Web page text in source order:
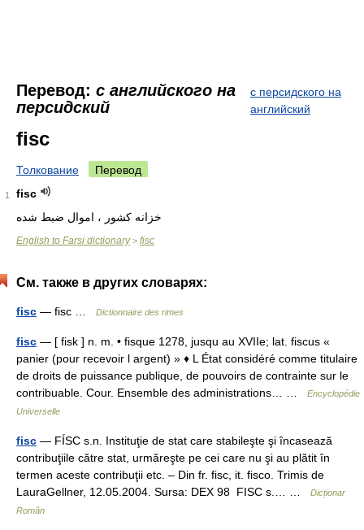
Перевод: с английского на
персидский
с персидского на
английский
fisc
Толкование Перевод
1
fisc
English to Farsi dictionary> fisc
См. также в других словарях:
fisc — fisc … Dictionnaire des rimes
fisc — [ fisk ] n. m. • fisque 1278, jusqu au XVIIe; lat. fiscus «
panier (pour recevoir l argent) » ♦ L État considéré comme titulaire
de droits de puissance publique, de pouvoirs de contrainte sur le
contribuable. Cour. Ensemble des administrations… …
Encyclopédie
Universelle
fisc — FÍSC s.n. Instituţie de stat care stabileşte şi încasează
contribuţiile către stat, urmăreşte pe cei care nu şi au plătit în
termen aceste contribuţii etc. – Din fr. fisc, it. fisco. Trimis de
LauraGellner, 12.05.2004. Sursa: DEX 98 FISC s.… …
Dicționar
Român